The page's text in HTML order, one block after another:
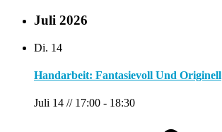
Juli 2026
Di. 14
Handarbeit: Fantasievoll Und Originell
Juli 14 // 17:00 - 18:30